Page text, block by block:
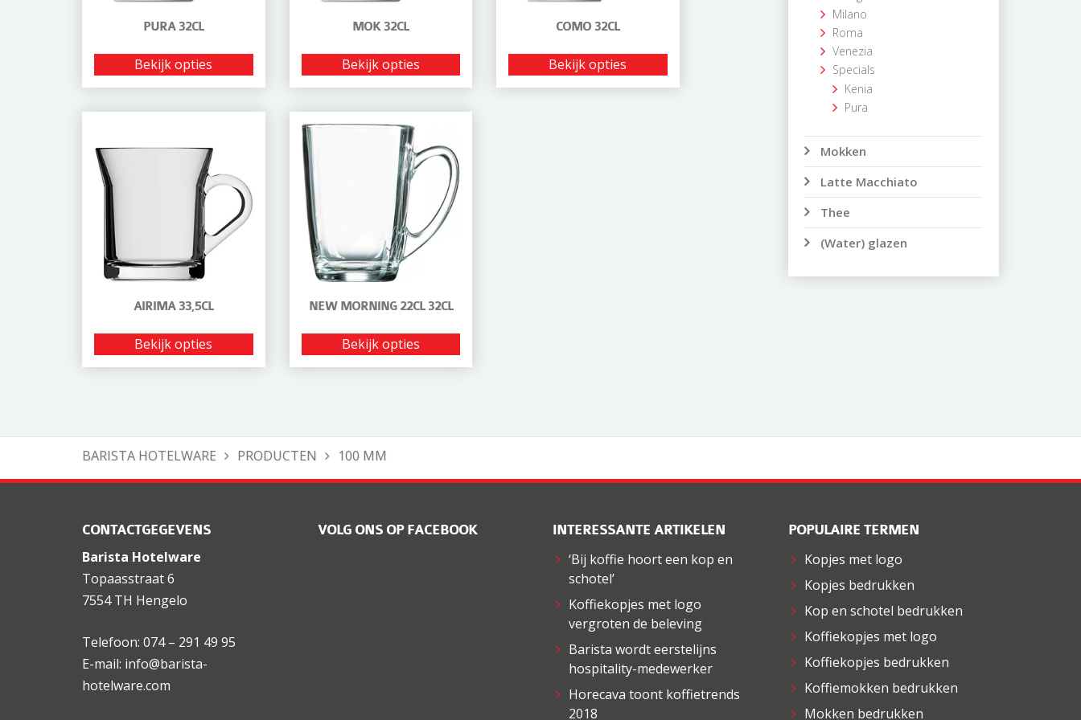
PURA 32CL
Bekijk opties
MOK 32CL
Bekijk opties
COMO 32CL
Bekijk opties
AIRIMA 33,5CL
Bekijk opties
NEW MORNING 22CL 32CL
Bekijk opties
Milano
Roma
Venezia
Specials
Kenia
Pura
Mokken
Latte Macchiato
Thee
(Water) glazen
BARISTA HOTELWARE PRODUCTEN 100 MM
CONTACTGEGEVENS
Barista Hotelware
Topaasstraat 6
7554 TH Hengelo
Telefoon: 074 – 291 49 95
E-mail: info@barista-
hotelware.com
VOLG ONS OP FACEBOOK INTERESSANTE ARTIKELEN
‘Bij koffie hoort een kop en
schotel’
Koffiekopjes met logo
vergroten de beleving
Barista wordt eerstelijns
hospitality-medewerker
Horecava toont koffietrends
2018
POPULAIRE TERMEN
Kopjes met logo
Kopjes bedrukken
Kop en schotel bedrukken
Koffiekopjes met logo
Koffiekopjes bedrukken
Koffiemokken bedrukken
Mokken bedrukken